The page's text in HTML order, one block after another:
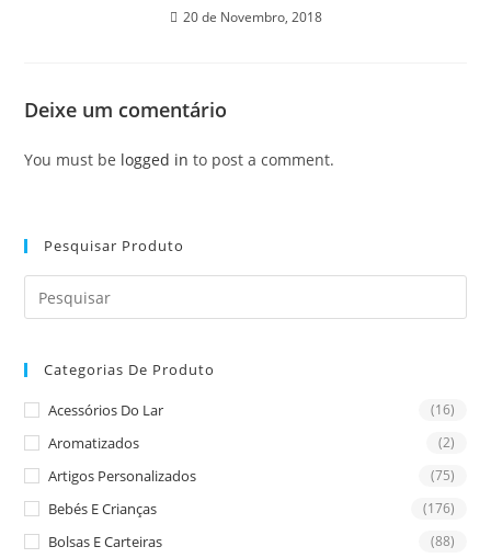
20 de Novembro, 2018
Deixe um comentário
You must be logged in to post a comment.
Pesquisar Produto
Categorias De Produto
Acessórios Do Lar (16)
Aromatizados (2)
Artigos Personalizados (75)
Bebés E Crianças (176)
Bolsas E Carteiras (88)